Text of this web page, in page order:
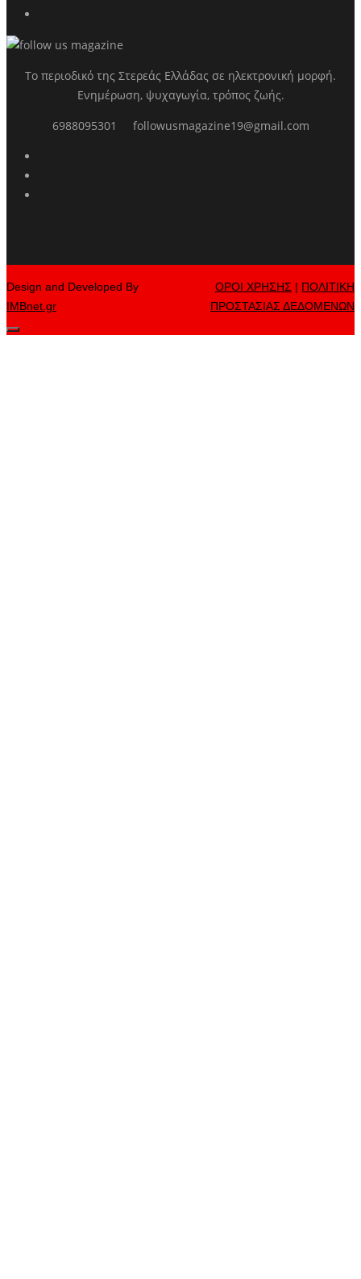
Το περιοδικό της Στερεάς Ελλάδας σε ηλεκτρονική μορφή.
Ενημέρωση, ψυχαγωγία, τρόπος ζωής.
6988095301 followusmagazine19@gmail.com
Design and Developed By
IMBnet.gr
ΟΡΟΙ ΧΡΗΣΗΣ | ΠΟΛΙΤΙΚΗ
ΠΡΟΣΤΑΣΙΑΣ ΔΕΔΟΜΕΝΩΝ